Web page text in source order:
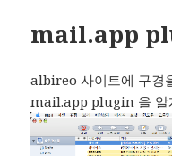
mail.app
albireo 사이트에 구경
mail.app plugin 을 알